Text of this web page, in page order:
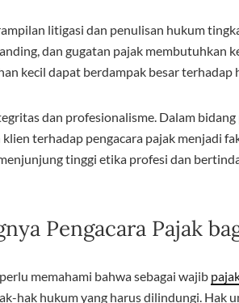
litigasi dan penulisan hukum
dan gugatan pajak membutuhkan
kecil dapat berdampak besar terhadap
dan profesionalisme. Dalam
klien terhadap pengacara pajak menjadi
tinggi etika profesi dan
Pengacara Pajak
memahami bahwa sebagai wajib
hak hukum yang harus dilindungi. Hak